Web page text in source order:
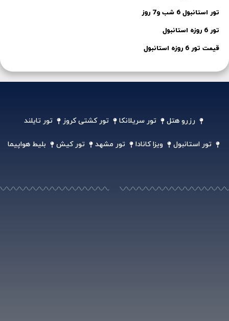
تور استانبول 6 شب و7 روز
تور 6 روزه استانبول
قیمت تور 6 روزه استانبول
رزرو هتل تور سریلانکا تور کشتی کروز تور تایلند
تور استانبول ویزا کانادا تور مشهد تور کیش بلیط هواپیما